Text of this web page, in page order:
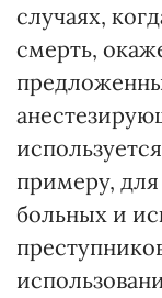
случаях,
смерть,
примеру,
больных и